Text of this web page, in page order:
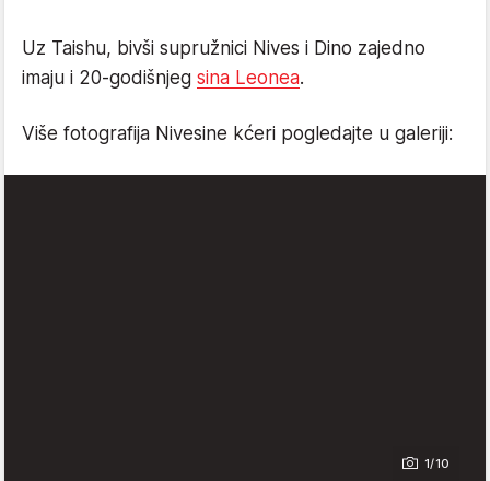
Uz Taishu, bivši supružnici Nives i Dino zajedno
imaju i 20-godišnjeg sina Leonea.
Više fotografija Nivesine kćeri pogledajte u galeriji:
1/10